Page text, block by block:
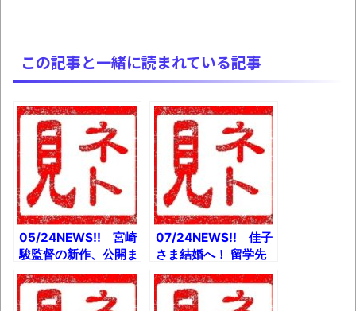
この記事と一緒に読まれている記事
05/24NEWS!! 宮崎
駿監督の新作、公開ま
で少なくともあと3年
とか コロナ禍で『紅
白』中止か「目玉なし
07/24NEWS!! 佳子
さま結婚へ！ 留学先
で“理系男子”と愛育ま
れるとか 38歳エロ
漫画家、大腸ガンにな